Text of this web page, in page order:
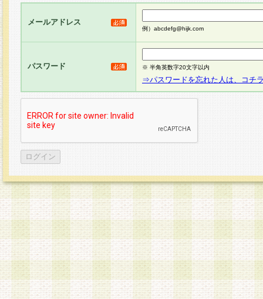
メールアドレス
例）abcdefg@hijk.com
パスワード ※ 半角英数字20文字以内
⇒パスワードを忘れた人は、コチ